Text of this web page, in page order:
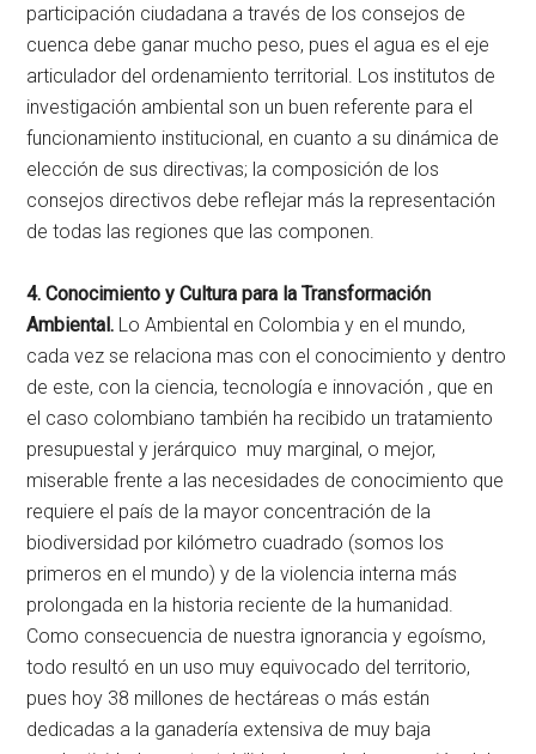
participación ciudadana a través de los consejos de
cuenca debe ganar mucho peso, pues el agua es el eje
articulador del ordenamiento territorial. Los institutos de
investigación ambiental son un buen referente para el
funcionamiento institucional, en cuanto a su dinámica de
elección de sus directivas; la composición de los
consejos directivos debe reflejar más la representación
de todas las regiones que las componen.
4. Conocimiento y Cultura para la Transformación
Ambiental. Lo Ambiental en Colombia y en el mundo,
cada vez se relaciona mas con el conocimiento y dentro
de este, con la ciencia, tecnología e innovación , que en
el caso colombiano también ha recibido un tratamiento
presupuestal y jerárquico muy marginal, o mejor,
miserable frente a las necesidades de conocimiento que
requiere el país de la mayor concentración de la
biodiversidad por kilómetro cuadrado (somos los
primeros en el mundo) y de la violencia interna más
prolongada en la historia reciente de la humanidad.
Como consecuencia de nuestra ignorancia y egoísmo,
todo resultó en un uso muy equivocado del territorio,
pues hoy 38 millones de hectáreas o más están
dedicadas a la ganadería extensiva de muy baja